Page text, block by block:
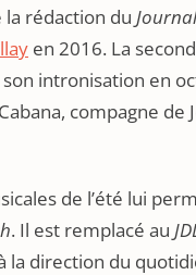
rédaction du
en 2016. La
intronisation en
compagne de
de l’été lui
. Il est remplacé au
la direction du